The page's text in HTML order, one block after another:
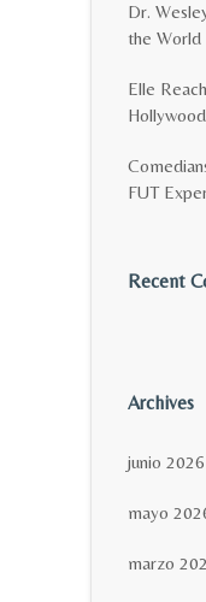
Dr.
the World
Elle
FUT
Recent
Archives
junio 2026
mayo
marzo